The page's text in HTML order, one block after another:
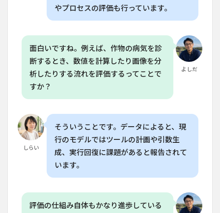
やプロセスの評価も行っています。
よしだ
面白いですね。例えば、作物の病気を診
断するとき、数値を計算したり画像を分
析したりする流れを評価するってことで
すか？
しらい
そういうことです。データによると、現
行のモデルではツールの計画や引数生
成、実行回復に課題があると報告されて
います。
評価の仕組み自体もかなり進歩している